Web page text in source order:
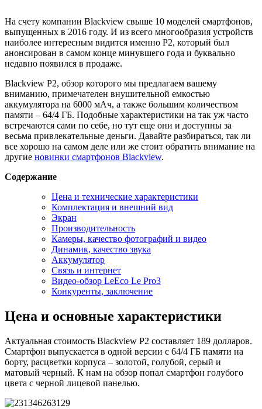
На счету компании Blackview свыше 10 моделей смартфонов,
выпущенных в 2016 году. И из всего многообразия устройств
наиболее интересным видится именно P2, который был
анонсирован в самом конце минувшего года и буквально
недавно появился в продаже.
Blackview P2, обзор которого мы предлагаем вашему
вниманию, примечателен внушительной емкостью
аккумулятора на 6000 мАч, а также большим количеством
памяти – 64/4 ГБ. Подобные характеристики на так уж часто
встречаются сами по себе, но тут еще они и доступны за
весьма привлекательные деньги. Давайте разбираться, так ли
все хорошо на самом деле или же стоит обратить внимание на
другие новинки смартфонов Blackview.
Содержание
Цена и технические характеристики
Комплектация и внешний вид
Экран
Производительность
Камеры, качество фотографий и видео
Динамик, качество звука
Аккумулятор
Связь и интернет
Видео-обзор LeEco Le Pro3
Конкуренты, заключение
Цена и основные характеристики
Актуальная стоимость Blackview P2 составляет 189 долларов.
Смартфон выпускается в одной версии с 64/4 ГБ памяти на
борту, расцветки корпуса – золотой, голубой, серый и
матовый черный. К нам на обзор попал смартфон голубого
цвета с черной лицевой панелью.